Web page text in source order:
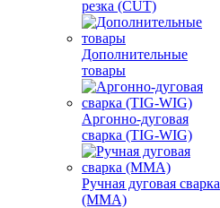
резка (CUT)
Дополнительные
товары
Аргонно-дуговая
сварка (TIG-WIG)
Ручная дуговая сварка
(MMA)